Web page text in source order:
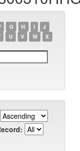
G H I
J
U V W
X